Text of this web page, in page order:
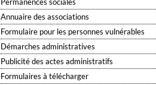
Annuaire des associations
Formulaire pour les personnes vulnérables
Démarches administratives
Publicité des actes administratifs
Formulaires à télécharger